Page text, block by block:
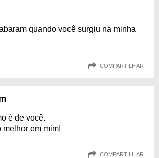
quando você surgiu na minha
COMPARTILHAR
é de você.
melhor em mim!
COMPARTILHAR